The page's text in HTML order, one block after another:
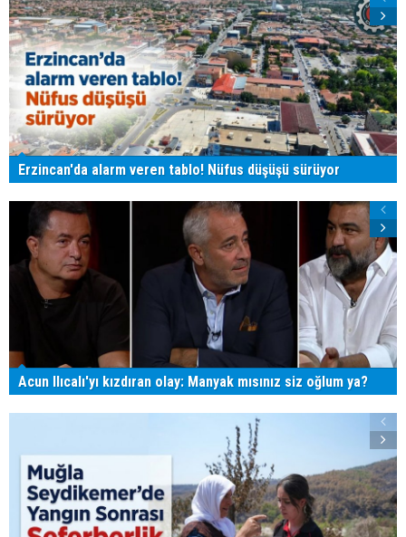
Erzincan'da alarm veren tablo! Nüfus düşüşü sürüyor
Acun Ilıcalı'yı kızdıran olay: Manyak mısınız siz oğlum ya?